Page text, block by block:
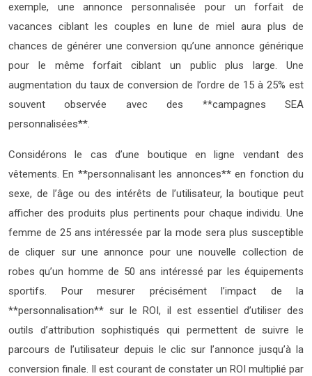
exemple, une annonce personnalisée pour un forfait de
vacances ciblant les couples en lune de miel aura plus de
chances de générer une conversion qu’une annonce générique
pour le même forfait ciblant un public plus large. Une
augmentation du taux de conversion de l’ordre de 15 à 25% est
souvent observée avec des **campagnes SEA
personnalisées**.
Considérons le cas d’une boutique en ligne vendant des
vêtements. En **personnalisant les annonces** en fonction du
sexe, de l’âge ou des intérêts de l’utilisateur, la boutique peut
afficher des produits plus pertinents pour chaque individu. Une
femme de 25 ans intéressée par la mode sera plus susceptible
de cliquer sur une annonce pour une nouvelle collection de
robes qu’un homme de 50 ans intéressé par les équipements
sportifs. Pour mesurer précisément l’impact de la
**personnalisation** sur le ROI, il est essentiel d’utiliser des
outils d’attribution sophistiqués qui permettent de suivre le
parcours de l’utilisateur depuis le clic sur l’annonce jusqu’à la
conversion finale. Il est courant de constater un ROI multiplié par